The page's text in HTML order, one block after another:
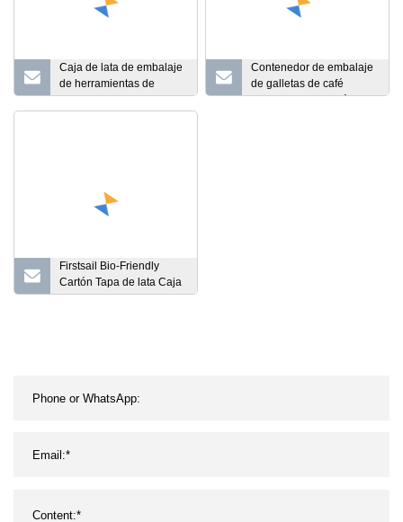
Caja de lata de embalaje
de herramientas de
alimentos con bisagras
Contenedor de embalaje
de galletas de café
personalizado de fábrica
Firstsail Bio-Friendly
Cartón Tapa de lata Caja
de tubo de papel Bote